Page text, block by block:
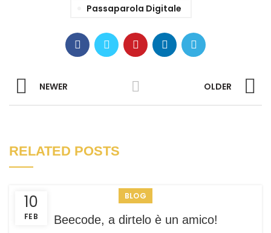
Passaparola Digitale
NEWER OLDER
RELATED POSTS
10
FEB
BLOG
Beecode, a dirtelo è un amico!